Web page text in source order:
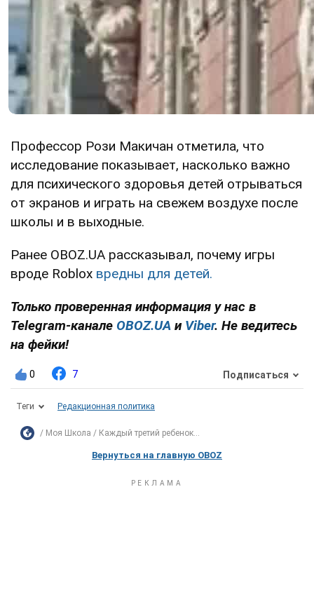
Профессор Рози Макичан отметила, что
исследование показывает, насколько важно
для психического здоровья детей отрываться
от экранов и играть на свежем воздухе после
школы и в выходные.
Ранее OBOZ.UA рассказывал, почему игры
вроде Roblox вредны для детей.
Только проверенная информация у нас в
Telegram-канале OBOZ.UA и Viber. Не ведитесь
на фейки!
0 7 Подписаться
Теги Редакционная политика
Моя Школа Каждый третий ребенок...
Вернуться на главную OBOZ